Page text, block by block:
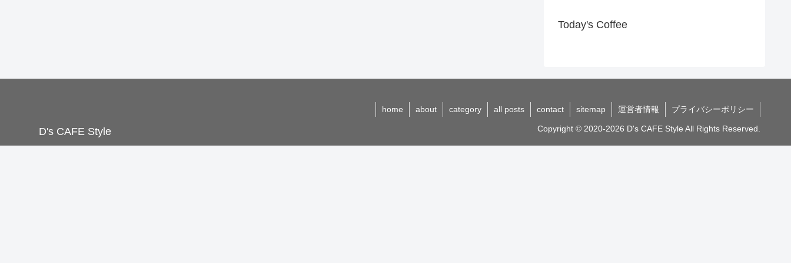
Today's Coffee
D's CAFE Style
home about category all posts contact sitemap 運営者情報 プライバシーポリシー
Copyright © 2020-2026 D's CAFE Style All Rights Reserved.